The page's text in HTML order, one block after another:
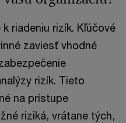
riadeniu rizík. Kľúčové
zaviesť vhodné
rizík. Tieto
na prístupe
riziká, vrátane tých,